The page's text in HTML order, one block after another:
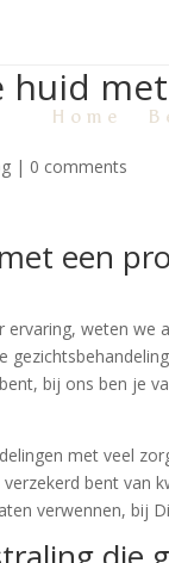
Home
huid
| 0 comments
een
weten we
bij ons ben je
met veel
bent van
verwennen, bij